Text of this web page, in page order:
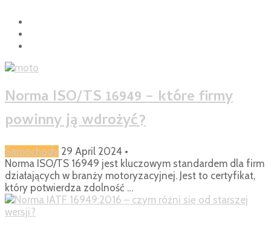
Norma ISO/TS 16949 – które firmy
powinny ją wdrożyć?
Samochody 29 April 2024 •
Norma ISO/TS 16949 jest kluczowym standardem dla firm
działających w branży motoryzacyjnej. Jest to certyfikat,
który potwierdza zdolność …